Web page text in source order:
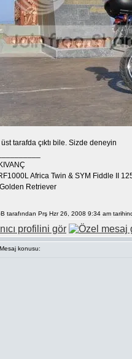
tarafda çıktı bile. Sizde deneyin
Africa Twin & SYM Fiddle II
Retriever
tarafından Prş Hzr 26, 2008 9:34 am
konusu: